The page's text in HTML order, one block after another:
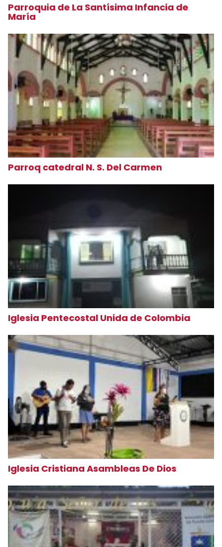
Parroquia de La Santísima Infancia de
María
Parroq catedral N. S. Del Carmen
Iglesia Pentecostal Unida de Colombia
Iglesia Cristiana Asambleas De Dios